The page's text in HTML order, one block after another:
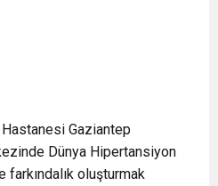
Gaziantep
Dünya Hipertansiyon
farkındalık oluşturmak